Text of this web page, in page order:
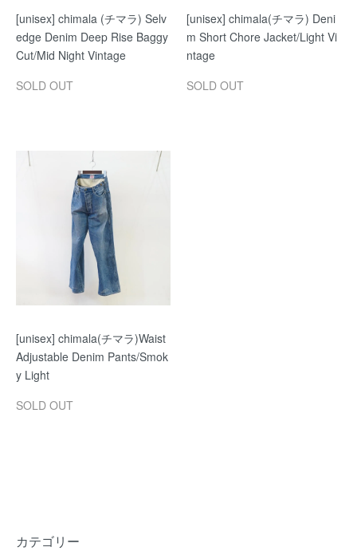
[unisex] chimala (チマラ) Selv
edge Denim Deep Rise Baggy
Cut/Mid Night Vintage
SOLD OUT
[unisex] chimala(チマラ) Deni
m Short Chore Jacket/Light Vi
ntage
SOLD OUT
[unisex] chimala(チマラ)Waist
Adjustable Denim Pants/Smok
y Light
SOLD OUT
カテゴリー